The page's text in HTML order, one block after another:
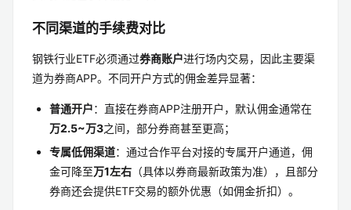
不同渠道的手续费对比
钢铁行业ETF必须通过券商账户进行场内交易，因此主要渠
道为券商APP。不同开户方式的佣金差异显著：
普通开户：直接在券商APP注册开户，默认佣金通常在
万2.5~万3之间，部分券商甚至更高；
专属低佣渠道：通过合作平台对接的专属开户通道，佣
金可降至万1左右 （具体以券商最新政策为准），且部分
券商还会提供ETF交易的额外优惠（如佣金折扣）。